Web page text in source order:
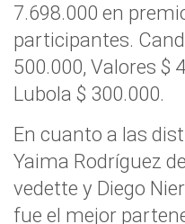
7.698.000 en
participantes.
500.000, Valores $
Lubola $ 300.000.
En cuanto a las
Yaima Rodríguez
vedette y Diego
fue el mejor